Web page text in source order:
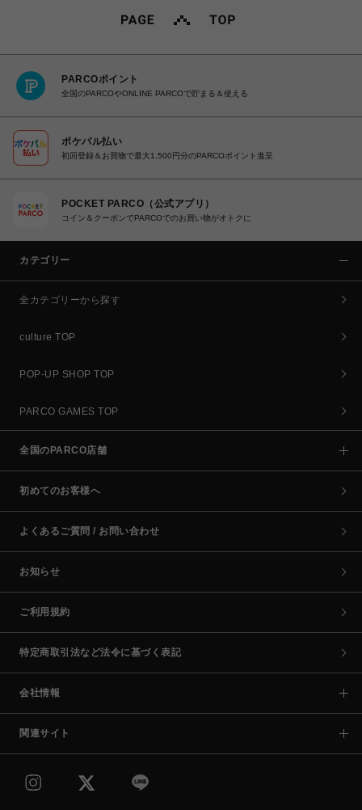
PARCOポイント
全国のPARCOやONLINE PARCOで貯まる＆使える
ポケパル払い
初回登録＆お買物で最大1,500円分のPARCOポイント進呈
POCKET PARCO（公式アプリ）
コイン＆クーポンでPARCOでのお買い物がオトクに
カテゴリー
全カテゴリーから探す
culture TOP
POP-UP SHOP TOP
PARCO GAMES TOP
全国のPARCO店舗
初めてのお客様へ
よくあるご質問 / お問い合わせ
お知らせ
ご利用規約
特定商取引法など法令に基づく表記
会社情報
関連サイト